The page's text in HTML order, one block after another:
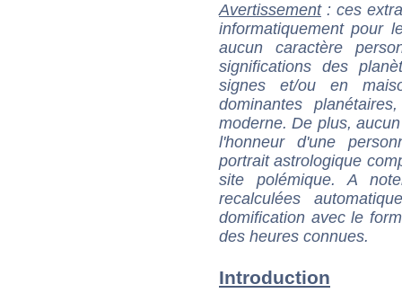
Avertissement: ces
informatiquement pour
aucun caractère
significations des
signes et/ou en
dominantes
moderne. De plus,
l'honneur d'une
portrait astrologique
site polémique. A
recalculées
domification avec le
des heures connues.
Introduction